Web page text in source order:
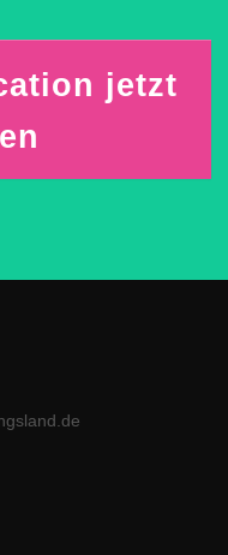
jetzt